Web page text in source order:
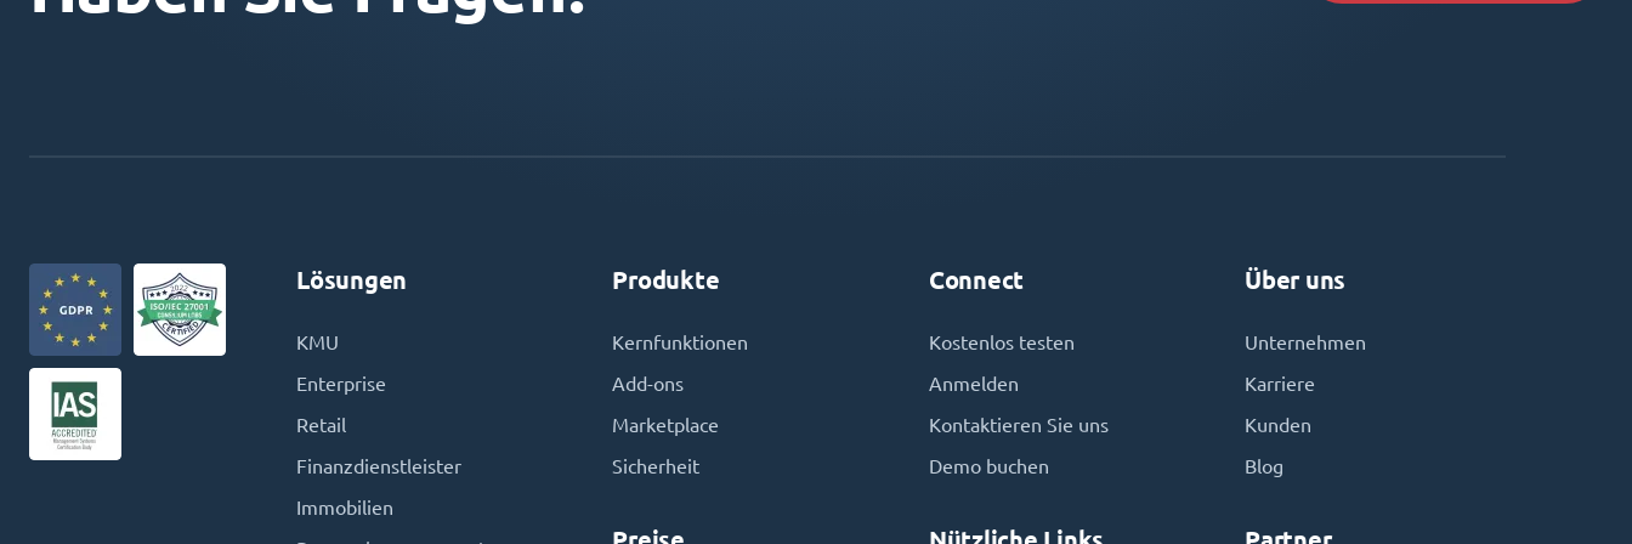
Lösungen
KMU
Enterprise
Retail
Finanzdienstleister
Immobilien
Produkte
Kernfunktionen
Add-ons
Marketplace
Sicherheit
Connect
Kostenlos testen
Anmelden
Kontaktieren Sie uns
Demo buchen
Über uns
Unternehmen
Karriere
Kunden
Blog